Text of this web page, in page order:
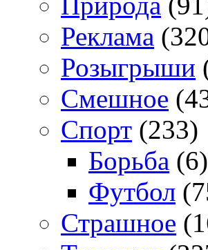
Реклама
Розыгрыши
Смешное
Спорт (233)
Борьба (6)
Футбол
Страшное